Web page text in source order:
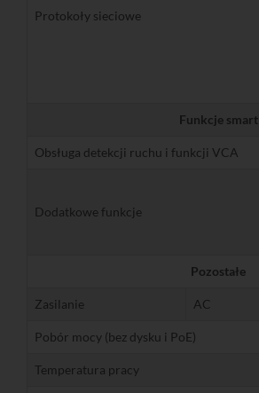
Protokoły sieciowe
Funkcje smart
Obsługa detekcji ruchu i funkcji VCA
Dodatkowe funkcje
Pozostałe
Zasilanie AC
Pobór mocy (bez dysku i PoE)
Temperatura pracy